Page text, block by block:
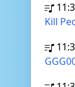
Kill